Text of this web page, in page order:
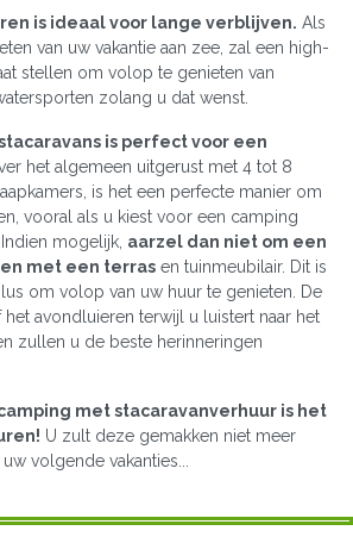
is ideaal voor lange verblijven. Als
van uw vakantie aan zee, zal een high-
stellen om volop te genieten van
zolang u dat wenst.
is perfect voor een
het algemeen uitgerust met 4 tot 8
is het een perfecte manier om
vooral als u kiest voor een camping
mogelijk, aarzel dan niet om een
met een terras en tuinmeubilair. Dit is
om volop van uw huur te genieten. De
het avondluieren terwijl u luistert naar het
zullen u de beste herinneringen
met stacaravanverhuur is het
U zult deze gemakken niet meer
volgende vakanties...